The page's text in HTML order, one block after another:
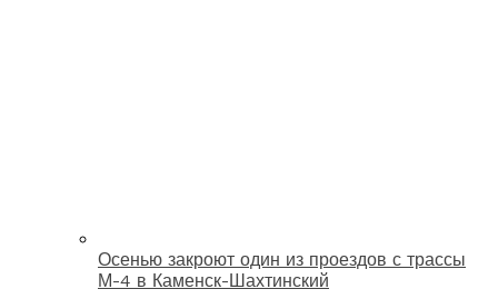
Осенью закроют один из проездов с трассы
М-4 в Каменск-Шахтинский